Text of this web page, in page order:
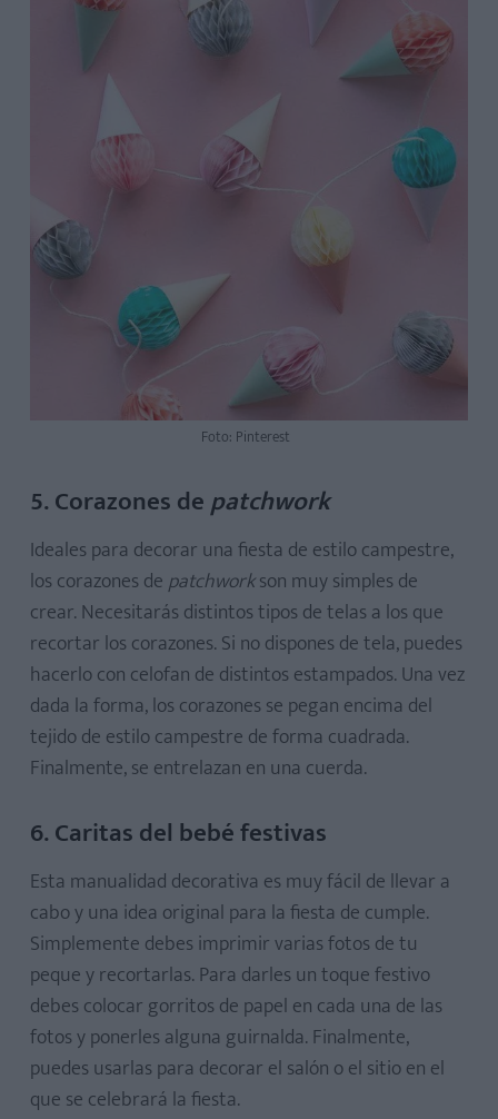
Foto: Pinterest
5. Corazones depatchwork
Ideales para decorar una fiesta de estilo campestre,
los corazones depatchworkson muy simples de
crear. Necesitarás distintos tipos de telas a los que
recortar los corazones. Si no dispones de tela, puedes
hacerlo con celofan de distintos estampados. Una vez
dada la forma, los corazones se pegan encima del
tejido de estilo campestre de forma cuadrada.
Finalmente, se entrelazan en una cuerda.
6. Caritas del bebé festivas
Esta manualidad decorativa es muy fácil de llevar a
cabo y una idea original para la fiesta de cumple.
Simplemente debes imprimir varias fotos de tu
peque y recortarlas. Para darles un toque festivo
debes colocar gorritos de papel en cada una de las
fotos y ponerles alguna guirnalda. Finalmente,
puedes usarlas para decorar el salón o el sitio en el
que se celebrará la fiesta.